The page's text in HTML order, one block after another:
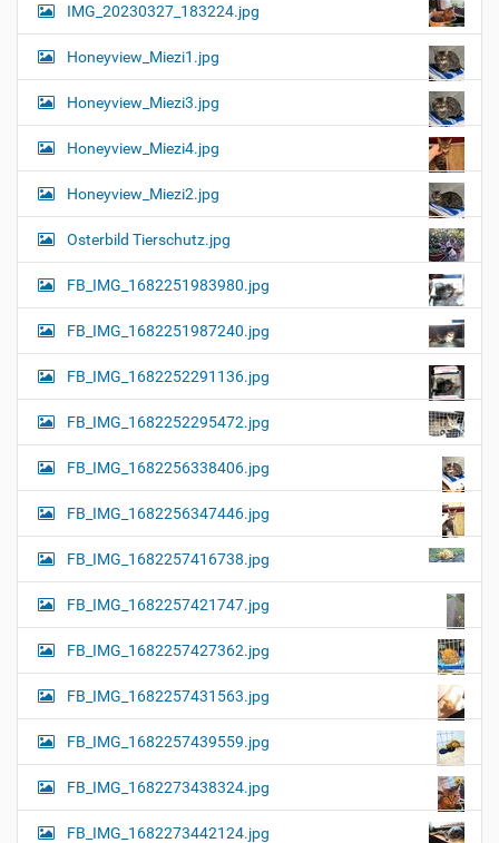
IMG_20230327_183224.jpg
Honeyview_Miezi1.jpg
Honeyview_Miezi3.jpg
Honeyview_Miezi4.jpg
Honeyview_Miezi2.jpg
Osterbild Tierschutz.jpg
FB_IMG_1682251983980.jpg
FB_IMG_1682251987240.jpg
FB_IMG_1682252291136.jpg
FB_IMG_1682252295472.jpg
FB_IMG_1682256338406.jpg
FB_IMG_1682256347446.jpg
FB_IMG_1682257416738.jpg
FB_IMG_1682257421747.jpg
FB_IMG_1682257427362.jpg
FB_IMG_1682257431563.jpg
FB_IMG_1682257439559.jpg
FB_IMG_1682273438324.jpg
FB_IMG_1682273442124.jpg